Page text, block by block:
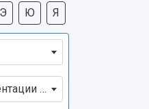
Э Ю Я
и работы с